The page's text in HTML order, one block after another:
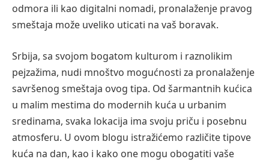
odmora ili kao digitalni nomadi, pronalaženje pravog
smeštaja može uveliko uticati na vaš boravak.
Srbija, sa svojom bogatom kulturom i raznolikim
pejzažima, nudi mnoštvo mogućnosti za pronalaženje
savršenog smeštaja ovog tipa. Od šarmantnih kućica
u malim mestima do modernih kuća u urbanim
sredinama, svaka lokacija ima svoju priču i posebnu
atmosferu. U ovom blogu istražićemo različite tipove
kuća na dan, kao i kako one mogu obogatiti vaše